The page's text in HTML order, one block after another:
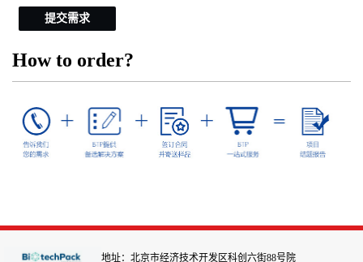
提交需求
How to order?
地址：北京市经济技术开发区科创六街88号院